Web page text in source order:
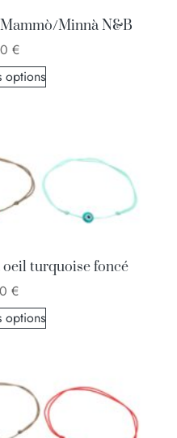
Minnà N&B
€
options
turquoise foncé
€
options